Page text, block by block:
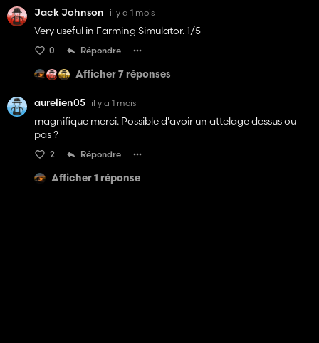
Jack Johnson il y a 1 mois
Very useful in Farming Simulator. 1/5
0 Répondre
Afficher 7 réponses
aurelien05 il y a 1 mois
magnifique merci. Possible d'avoir un attelage dessus ou
pas ?
2 Répondre
Afficher 1 réponse